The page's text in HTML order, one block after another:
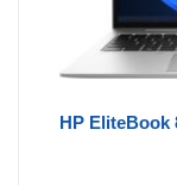
HP EliteBook